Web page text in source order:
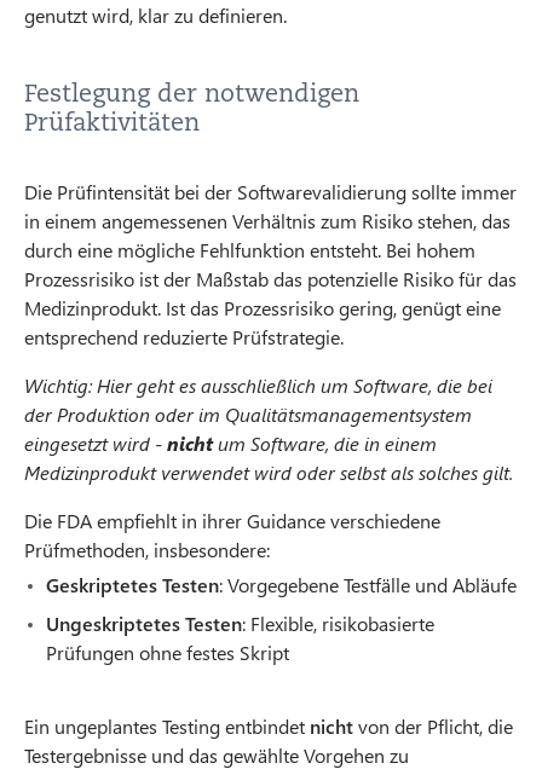
genutzt wird, klar zu definieren.
Festlegung der notwendigen
Prüfaktivitäten
Die Prüfintensität bei der Softwarevalidierung sollte immer
in einem angemessenen Verhältnis zum Risiko stehen, das
durch eine mögliche Fehlfunktion entsteht. Bei hohem
Prozessrisiko ist der Maßstab das potenzielle Risiko für das
Medizinprodukt. Ist das Prozessrisiko gering, genügt eine
entsprechend reduzierte Prüfstrategie.
Wichtig: Hier geht es ausschließlich um Software, die bei
der Produktion oder im Qualitätsmanagementsystem
eingesetzt wird -nichtum Software, die in einem
Medizinprodukt verwendet wird oder selbst als solches gilt.
Die FDA empfiehlt in ihrer Guidance verschiedene
Prüfmethoden, insbesondere:
Geskriptetes Testen: Vorgegebene Testfälle und Abläufe
Ungeskriptetes Testen: Flexible, risikobasierte
Prüfungen ohne festes Skript
Ein ungeplantes Testing entbindet nichtvon der Pflicht, die
Testergebnisse und das gewählte Vorgehen zu